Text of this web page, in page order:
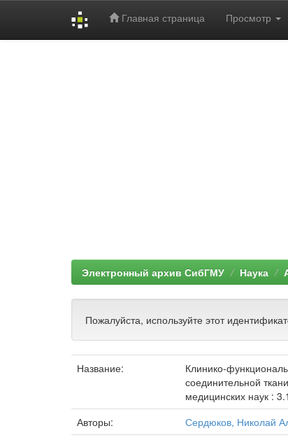
Главная страница Просмотр
Электронный архив СибГМУ Наука
Пожалуйста, используйте этот
Название:
Клинико-
соединительной
медицинских наук :
Авторы:
Сердюков, Николай